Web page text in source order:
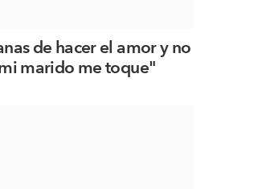
de hacer el amor y no
marido me toque"